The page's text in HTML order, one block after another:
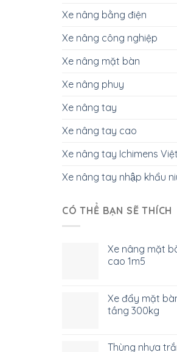
Xe nâng bằng điện
Xe nâng công nghiệp
Xe nâng mặt bàn
Xe nâng phuy
Xe nâng tay
Xe nâng tay cao
Xe nâng tay Ichimens
Xe nâng tay nhập khẩu
CÓ THỂ BẠN SẼ THÍCH
Xe nâng mặt
cao 1m5
Xe đẩy mặt
tầng 300kg
Thùng nhựa